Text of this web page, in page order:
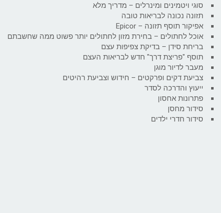
סוגי ויטמינים ומינרלים – מדריך מלא
תזונה נכונה לבריאות טובה
אפיקור תוסף תזונה – Epicor
אוכל לחתולים – בחירת מזון לחתולים יותר פשוט ממה שחשבתם
בריחת סידן – בדיקת צפיפות עצם
תוסף "פריצת דרך" חדש לבריאות העצם
מעבר לדיור מוגן
צביעת דקים ופרקטים – חידוש וצביעת רהיטים
ייעוץ והדרכה לסדר
פתרונות אחסון
סידור מחסן
סידור חדרי ילדים